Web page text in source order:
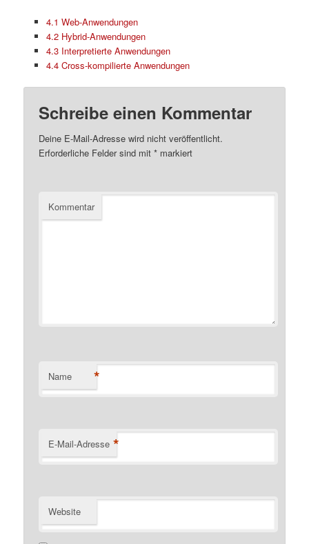
4.1 Web-Anwendungen
4.2 Hybrid-Anwendungen
4.3 Interpretierte Anwendungen
4.4 Cross-kompilierte Anwendungen
Schreibe einen Kommentar
Deine E-Mail-Adresse wird nicht veröffentlicht.
Erforderliche Felder sind mit* markiert
Kommentar
Name *
E-Mail-Adresse *
Website